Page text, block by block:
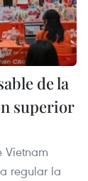
de la
superior
Vietnam
regular la